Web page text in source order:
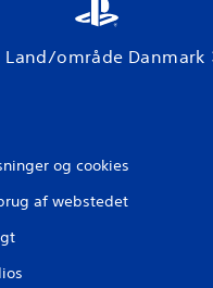
Land/område Danmark
og cookies
af webstedet